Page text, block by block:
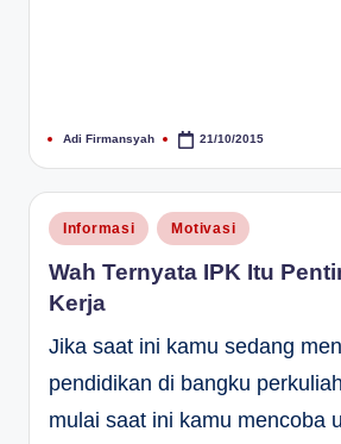
Posted
Adi Firmansyah 21/10/2015
Posted
in
Informasi Motivasi
Wah Ternyata IPK Itu
Kerja
Jika saat ini kamu sedang
pendidikan di bangku
mulai saat ini kamu mencoba